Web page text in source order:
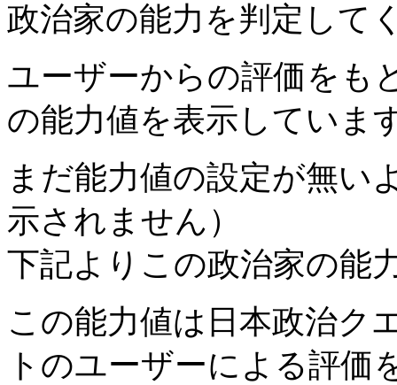
政治家の能力を判定して
ユーザーからの評価をも
の能力値を表示していま
まだ能力値の設定が無い
示されません）
下記よりこの政治家の能
この能力値は日本政治ク
トのユーザーによる評価